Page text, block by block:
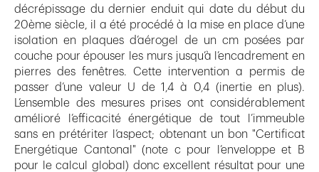
décrépissage du dernier enduit qui date du début du
20ème siècle, il a été procédé à la mise en place d’une
isolation en plaques d’aérogel de un cm posées par
couche pour épouser les murs jusqu’à l’encadrement en
pierres des fenêtres. Cette intervention a permis de
passer d’une valeur U de 1,4 à 0,4 (inertie en plus).
L’ensemble des mesures prises ont considérablement
amélioré l’efficacité énergétique de tout l’immeuble
sans en prétériter l’aspect; obtenant un bon "Certificat
Energétique Cantonal" (note c pour l’enveloppe et B
pour le calcul global) donc excellent résultat pour une